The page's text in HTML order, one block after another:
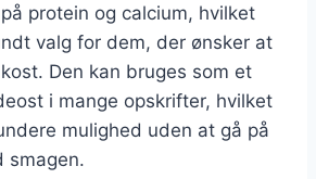
protein og calcium, hvilket
valg for dem, der ønsker at
Den kan bruges som et
i mange opskrifter, hvilket
mulighed uden at gå på
smagen.